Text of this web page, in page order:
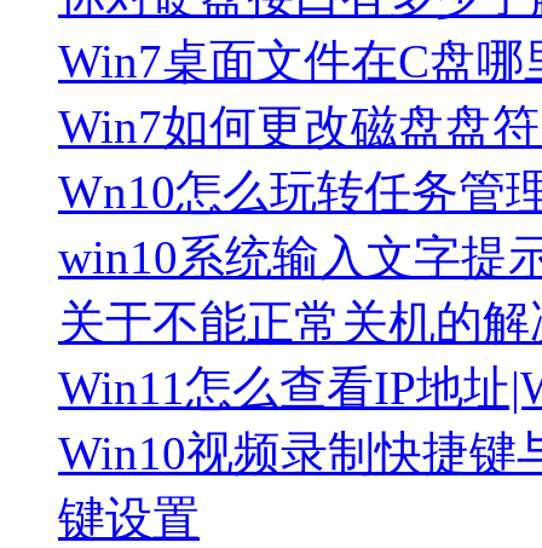
Win7桌面文件在C盘
Win7如何更改磁盘盘
Wn10怎么玩转任务管
win10系统输入文字提
关于不能正常关机的
Win11怎么查看IP地址
Win10视频录制快捷键
键设置